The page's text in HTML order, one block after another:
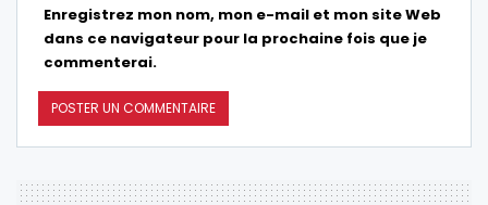
Enregistrez mon nom, mon e-mail et mon site Web
dans ce navigateur pour la prochaine fois que je
commenterai.